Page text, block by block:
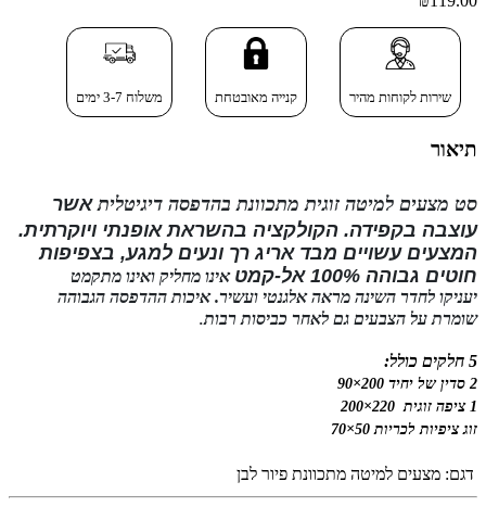
שירות לקוחות מהיר קנייה מאובטחת משלוח 3-7 ימים
תיאור
סט מצעים למיטה זוגית מתכוונת בהדפסה דיגיטליתאשר
עוצבה בקפידה. הקולקציה בהשראת אופנתי ויוקרתית.
המצעים עשויים מבד אריג רך ונעים למגע, בצפיפות
חוטים גבוהה 100% אל-קמט
אינו מחליק ואינו מתקמט
יעניקו לחדר השינה מראה אלגנטי ועשיר. איכות ההדפסה הגבוהה
שומרת על הצבעים גם לאחר כביסות רבות.
5 חלקים כולל:
2 סדין של יחיד 200×90
1 ציפה זוגית 220×200
זוג ציפיות לכריות 50×70
דגם: מצעים למיטה מתכוונת פיור לבן